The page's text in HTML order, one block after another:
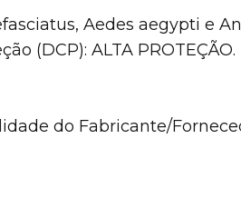
Aedes aegypti e
(DCP): ALTA PROTEÇÃO.
do Fabricante/